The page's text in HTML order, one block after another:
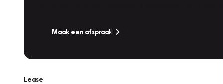
Maak een afspraak
Lease